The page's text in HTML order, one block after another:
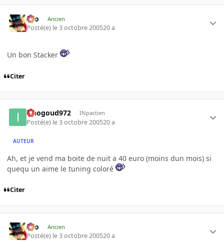
eYo Ancien
Posté(e) le 3 octobre 200520 a
Un bon Stacker
Citer
iznogoud972 INpactien
Posté(e) le 3 octobre 200520 a
AUTEUR
Ah, et je vend ma boite de nuit a 40 euro (moins dun mois) si
quequ un aime le tuning coloré
Citer
eYo Ancien
Posté(e) le 3 octobre 200520 a